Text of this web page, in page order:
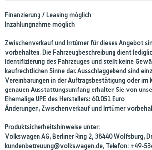
Finanzierung / Leasing möglich
Inzahlungnahme möglich
Zwischenverkauf und Irrtümer für dieses Angebot
vorbehalten. Die Fahrzeugbeschreibung dient
Identifizierung des Fahrzeuges und stellt keine
kaufrechtlichen Sinne dar. Ausschlaggebend sind
Vereinbarungen in der Auftragsbestätigung oder im
genauen Ausstattungsumfang erhalten Sie von
Ehemalige UPE des Herstellers: 60.051 Euro
Änderungen, Zwischenverkauf und Irrtümer
Produktsicherheitshinweise unter:
Volkswagen AG, Berliner Ring 2, 38440 Wolfsburg,
kundenbetreuung@volkswagen.de, Telefon: +49-